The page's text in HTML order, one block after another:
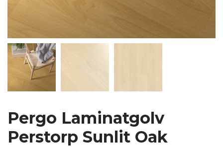
Pergo Laminatgolv
Perstorp Sunlit Oak